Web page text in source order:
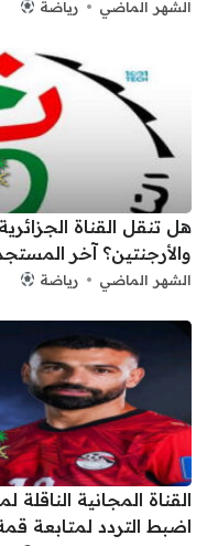
الشهر الماضي رياضة
هل تنقل القناة
والأرجنتين؟ آخر
الشهر الماضي رياضة
القناة المجانية الناقلة
اضبط التردد لمتابعة قمة